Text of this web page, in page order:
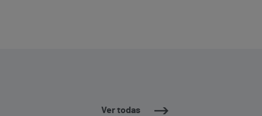
Ver todas